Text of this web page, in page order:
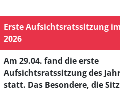
Erste Aufsichtsratssitzung
2026
Am 29.04. fand die erste
Aufsichtsratssitzung des
statt. Das Besondere, die